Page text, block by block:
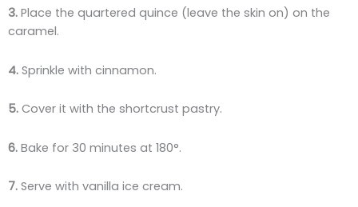
3. Place the quartered quince (leave the skin on) on the
caramel.
4. Sprinkle with cinnamon.
5. Cover it with the shortcrust pastry.
6. Bake for 30 minutes at 180°.
7. Serve with vanilla ice cream.